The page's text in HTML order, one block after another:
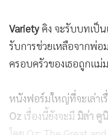
Varietyคิง จะรับบทเป็น
รับการช่วยเหลือจากพ่อ
ครอบครัวของเธอถูกแม่
หนังฟอร์มใหญ่ที่จะเล่า
Oz เรื่องนี้ยังจะมี มิล่า คู